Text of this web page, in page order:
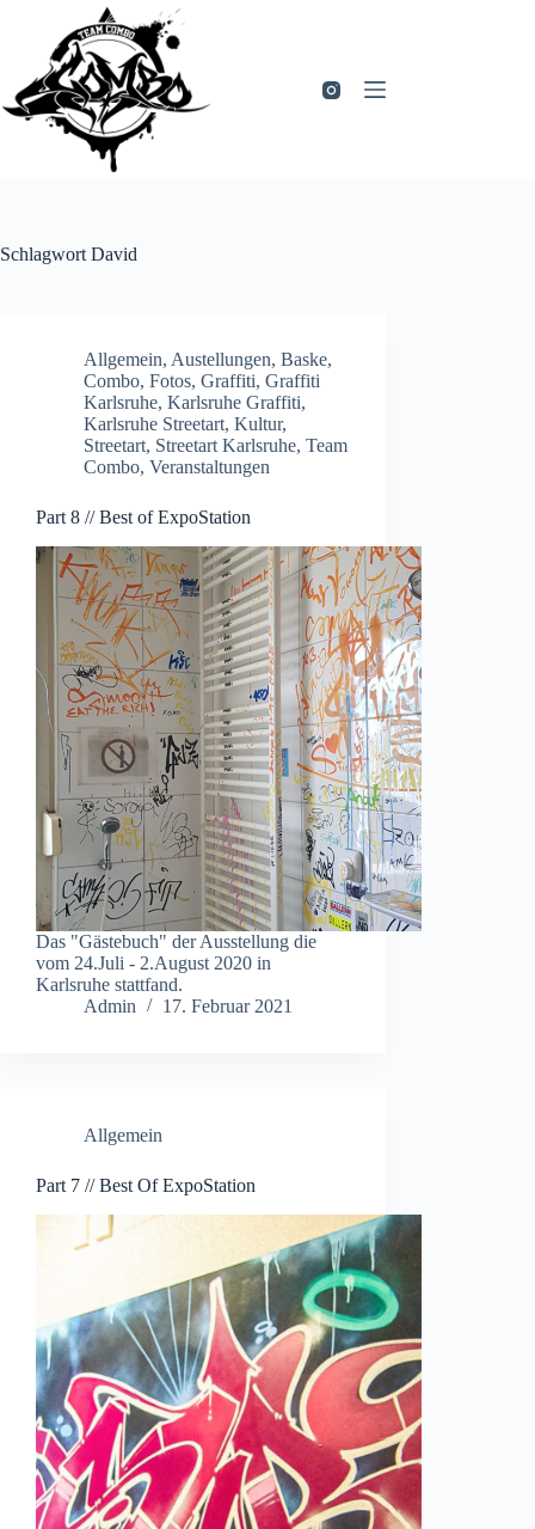
springen
Schlagwort David
Allgemein, Austellungen, Baske,
Combo, Fotos, Graffiti, Graffiti
Karlsruhe, Karlsruhe Graffiti,
Karlsruhe Streetart, Kultur,
Streetart, Streetart Karlsruhe, Team
Combo, Veranstaltungen
Part 8 // Best of ExpoStation
Das "Gästebuch" der Ausstellung die
vom 24.Juli - 2.August 2020 in
Karlsruhe stattfand.
Admin
17. Februar 2021
Allgemein
Part 7 // Best Of ExpoStation